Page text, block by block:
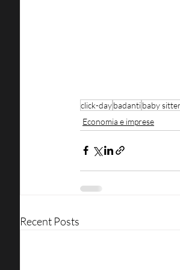
click-daybadantibaby
Economia e imprese
Recent Posts